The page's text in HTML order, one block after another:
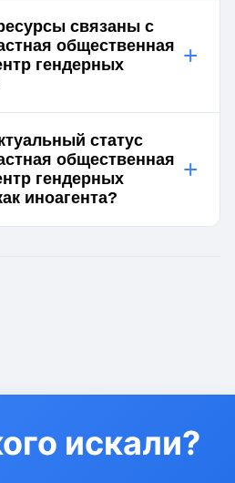
связаны с
общественная
гендерных
+
статус
общественная
гендерных
иноагента?
+
искали?